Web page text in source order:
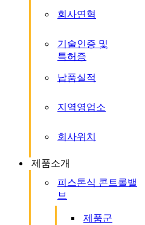
회사연혁
기술인증 및
특허증
납품실적
지역영업소
회사위치
제품소개
피스톤식 콘트롤밸
브
제품군